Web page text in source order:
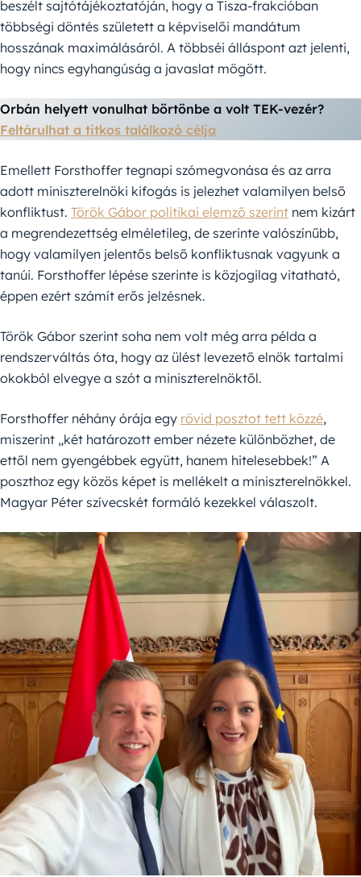
beszélt sajtótájékoztatóján, hogy a Tisza-frakcióban
többségi döntés született a képviselői mandátum
hosszának maximálásáról. A többséi álláspont azt jelenti,
hogy nincs egyhangúság a javaslat mögött.
Orbán helyett vonulhat börtönbe a volt TEK-vezér?
Feltárulhat a titkos találkozó célja
Emellett Forsthoffer tegnapi szómegvonása és az arra
adott miniszterelnöki kifogás is jelezhet valamilyen belső
konfliktust. Török Gábor politikai elemző szerint nem kizárt
a megrendezettség elméletileg, de szerinte valószínűbb,
hogy valamilyen jelentős belső konfliktusnak vagyunk a
tanúi. Forsthoffer lépése szerinte is közjogilag vitatható,
éppen ezért számít erős jelzésnek.
Török Gábor szerint soha nem volt még arra példa a
rendszerváltás óta, hogy az ülést levezető elnök tartalmi
okokból elvegye a szót a miniszterelnöktől.
Forsthoffer néhány órája egy rövid posztot tett közzé,
miszerint „két határozott ember nézete különbözhet, de
ettől nem gyengébbek együtt, hanem hitelesebbek!” A
poszthoz egy közös képet is mellékelt a miniszterelnökkel.
Magyar Péter szívecskét formáló kezekkel válaszolt.